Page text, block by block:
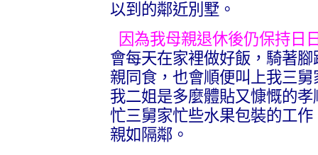
以到的鄰近別墅。
因為我母親退休後仍保持日
會每天在家裡做好飯，騎著
親同食，也會順便叫上我三
我二姐是多麼體貼又慷慨的
忙三舅家忙些水果包裝的工
親如隔鄰。